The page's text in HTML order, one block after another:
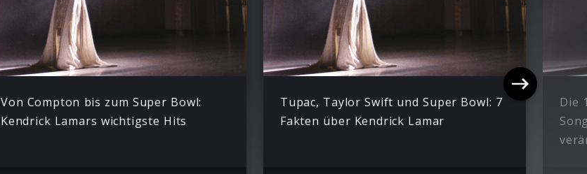
Von Compton bis zum Super Bowl:
Kendrick Lamars wichtigste Hits
Tupac, Taylor Swift und Super Bowl: 7
Fakten über Kendrick Lamar
Die